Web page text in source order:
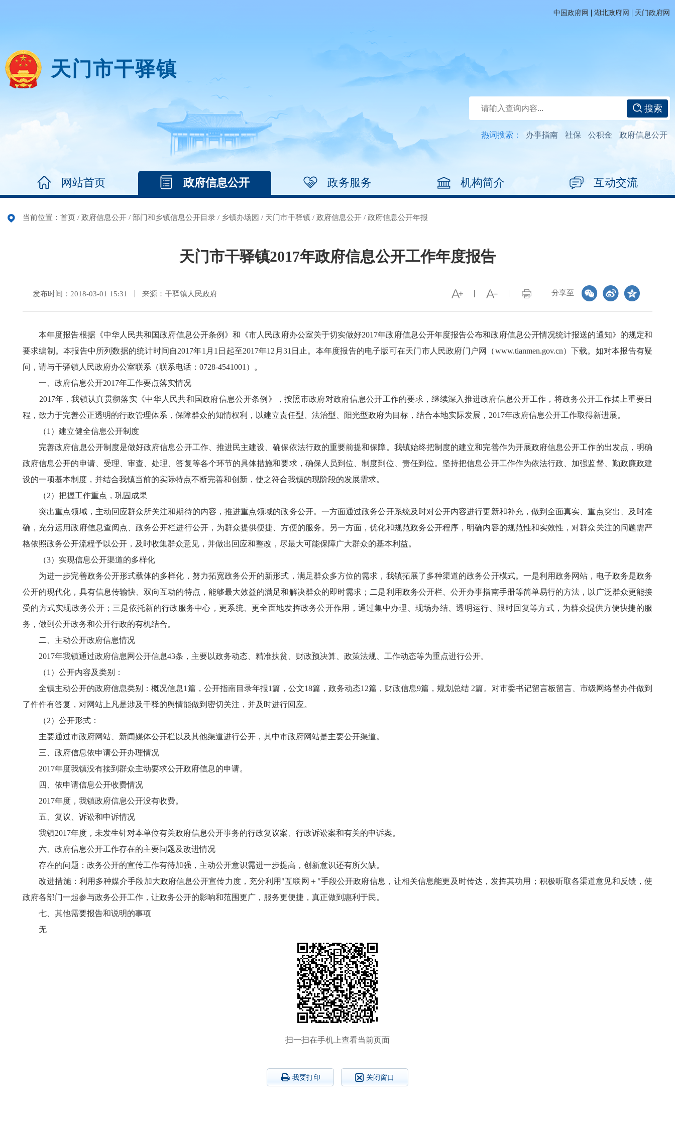
中国政府网 | 湖北政府网 | 天门政府网
天门市干驿镇
搜索
热词搜索： 办事指南 社保 公积金 政府信息公开
网站首页 政府信息公开 政务服务 机构简介 互动交流
当前位置： 首页 / 政府信息公开 / 部门和乡镇信息公开目录 / 乡镇办场园 / 天门市干驿镇 / 政府信息公开 / 政府信息公开年报
天门市干驿镇2017年政府信息公开工作年度报告
分享至
发布时间：2018-03-01 15:31 来源：干驿镇人民政府
本年度报告根据《中华人民共和国政府信息公开条例》和《市人民政府办公室关于切实做好2017年政府信息公开年度报告公布和政府信息公开情况统计报送的通知》的规定和
要求编制。本报告中所列数据的统计时间自2017年1月1日起至2017年12月31日止。本年度报告的电子版可在天门市人民政府门户网（www.tianmen.gov.cn）下载。如对本报告有疑
问，请与干驿镇人民政府办公室联系（联系电话：0728-4541001）。
一、政府信息公开2017年工作要点落实情况
2017年，我镇认真贯彻落实《中华人民共和国政府信息公开条例》，按照市政府对政府信息公开工作的要求，继续深入推进政府信息公开工作，将政务公开工作摆上重要日
程，致力于完善公正透明的行政管理体系，保障群众的知情权利，以建立责任型、法治型、阳光型政府为目标，结合本地实际发展，2017年政府信息公开工作取得新进展。
（1）建立健全信息公开制度
完善政府信息公开制度是做好政府信息公开工作、推进民主建设、确保依法行政的重要前提和保障。我镇始终把制度的建立和完善作为开展政府信息公开工作的出发点，明确
政府信息公开的申请、受理、审查、处理、答复等各个环节的具体措施和要求，确保人员到位、制度到位、责任到位。坚持把信息公开工作作为依法行政、加强监督、勤政廉政建
设的一项基本制度，并结合我镇当前的实际特点不断完善和创新，使之符合我镇的现阶段的发展需求。
（2）把握工作重点，巩固成果
突出重点领域，主动回应群众所关注和期待的内容，推进重点领域的政务公开。一方面通过政务公开系统及时对公开内容进行更新和补充，做到全面真实、重点突出、及时准
确，充分运用政府信息查阅点、政务公开栏进行公开，为群众提供便捷、方便的服务。另一方面，优化和规范政务公开程序，明确内容的规范性和实效性，对群众关注的问题需严
格依照政务公开流程予以公开，及时收集群众意见，并做出回应和整改，尽最大可能保障广大群众的基本利益。
（3）实现信息公开渠道的多样化
为进一步完善政务公开形式载体的多样化，努力拓宽政务公开的新形式，满足群众多方位的需求，我镇拓展了多种渠道的政务公开模式。一是利用政务网站，电子政务是政务
公开的现代化，具有信息传输快、双向互动的特点，能够最大效益的满足和解决群众的即时需求；二是利用政务公开栏、公开办事指南手册等简单易行的方法，以广泛群众更能接
受的方式实现政务公开；三是依托新的行政服务中心，更系统、更全面地发挥政务公开作用，通过集中办理、现场办结、透明运行、限时回复等方式，为群众提供方便快捷的服
务，做到公开政务和公开行政的有机结合。
二、主动公开政府信息情况
2017年我镇通过政府信息网公开信息43条，主要以政务动态、精准扶贫、财政预决算、政策法规、工作动态等为重点进行公开。
（1）公开内容及类别：
全镇主动公开的政府信息类别：概况信息1篇，公开指南目录年报1篇，公文18篇，政务动态12篇，财政信息9篇，规划总结 2篇。对市委书记留言板留言、市级网络督办件做到
了件件有答复，对网站上凡是涉及干驿的舆情能做到密切关注，并及时进行回应。
（2）公开形式：
主要通过市政府网站、新闻媒体公开栏以及其他渠道进行公开，其中市政府网站是主要公开渠道。
三、政府信息依申请公开办理情况
2017年度我镇没有接到群众主动要求公开政府信息的申请。
四、依申请信息公开收费情况
2017年度，我镇政府信息公开没有收费。
五、复议、诉讼和申诉情况
我镇2017年度，未发生针对本单位有关政府信息公开事务的行政复议案、行政诉讼案和有关的申诉案。
六、政府信息公开工作存在的主要问题及改进情况
存在的问题：政务公开的宣传工作有待加强，主动公开意识需进一步提高，创新意识还有所欠缺。
改进措施：利用多种媒介手段加大政府信息公开宣传力度，充分利用"互联网＋"手段公开政府信息，让相关信息能更及时传达，发挥其功用；积极听取各渠道意见和反馈，使
政府各部门一起参与政务公开工作，让政务公开的影响和范围更广，服务更便捷，真正做到惠利于民。
七、其他需要报告和说明的事项
无
扫一扫在手机上查看当前页面
我要打印 关闭窗口